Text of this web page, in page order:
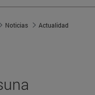
Noticias
Actualidad